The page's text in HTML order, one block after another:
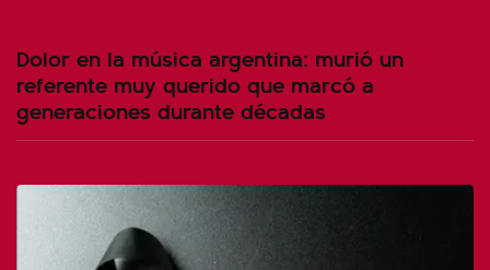
Dolor en la música argentina: murió un
referente muy querido que marcó a
generaciones durante décadas